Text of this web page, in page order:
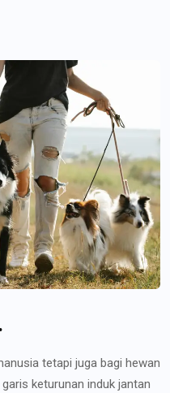
tetapi juga bagi hewan
keturunan induk jantan